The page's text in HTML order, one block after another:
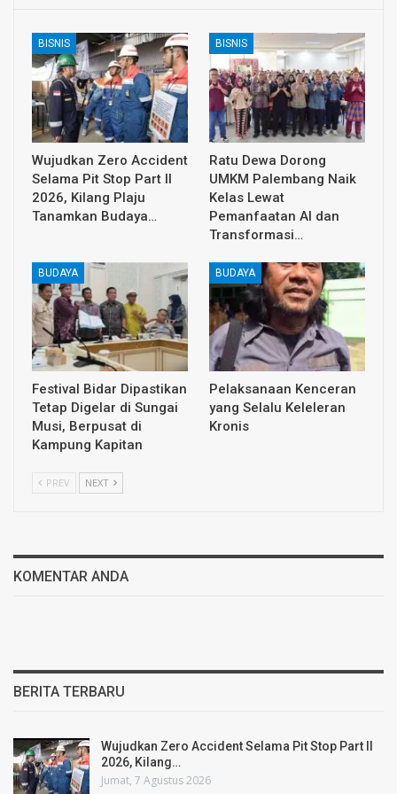
BISNIS
Wujudkan Zero Accident
Selama Pit Stop Part II
2026, Kilang Plaju
Tanamkan Budaya…
BISNIS
Ratu Dewa Dorong
UMKM Palembang Naik
Kelas Lewat
Pemanfaatan AI dan
Transformasi…
BUDAYA
Festival Bidar Dipastikan
Tetap Digelar di Sungai
Musi, Berpusat di
Kampung Kapitan
BUDAYA
Pelaksanaan Kenceran
yang Selalu Keleleran
Kronis
PREV NEXT
KOMENTAR ANDA
BERITA TERBARU
Wujudkan Zero Accident Selama Pit Stop Part II
2026, Kilang…
Jumat, 7 Agustus 2026